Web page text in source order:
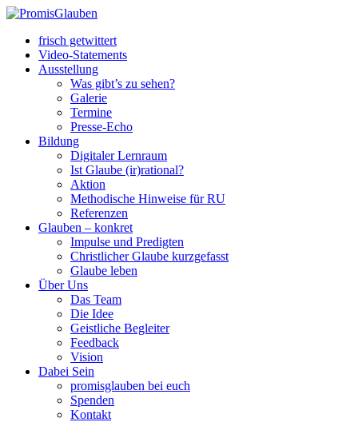
frisch getwittert
Video-Statements
Ausstellung
Was gibt’s zu sehen?
Galerie
Termine
Presse-Echo
Bildung
Digitaler Lernraum
Ist Glaube (ir)rational?
Aktion
Methodische Hinweise für RU
Referenzen
Glauben – konkret
Impulse und Predigten
Christlicher Glaube kurzgefasst
Glaube leben
Über Uns
Das Team
Die Idee
Geistliche Begleiter
Feedback
Vision
Dabei Sein
promisglauben bei euch
Spenden
Kontakt